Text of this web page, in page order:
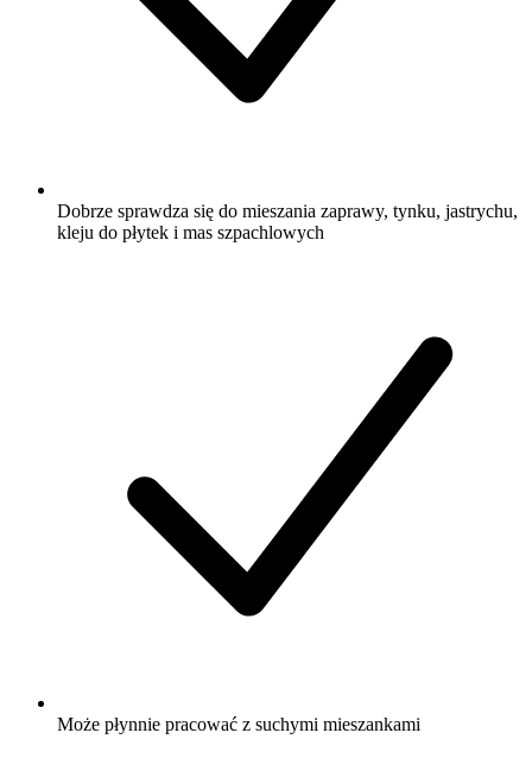
Dobrze sprawdza się do mieszania zaprawy, tynku, jastrychu,
kleju do płytek i mas szpachlowych
Może płynnie pracować z suchymi mieszankami